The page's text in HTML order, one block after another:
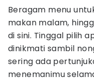
Beragam menu
makan malam,
di sini. Tinggal pilih
dinikmati sambil
sering ada
menemanimu